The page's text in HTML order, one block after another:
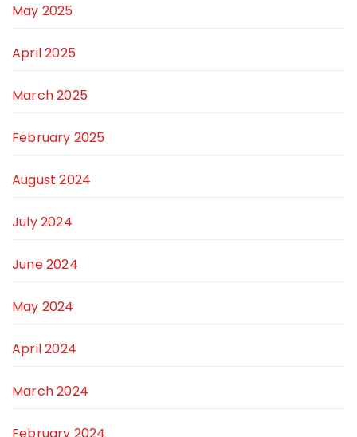
May 2025
April 2025
March 2025
February 2025
August 2024
July 2024
June 2024
May 2024
April 2024
March 2024
February 2024